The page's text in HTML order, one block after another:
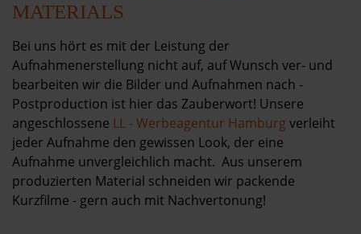
MATERIALS
Bei uns hört es mit der Leistung der
Aufnahmenerstellung nicht auf, auf Wunsch ver- und
bearbeiten wir die Bilder und Aufnahmen nach -
Postproduction ist hier das Zauberwort! Unsere
angeschlossene LL - Werbeagentur Hamburg verleiht
jeder Aufnahme den gewissen Look, der eine
Aufnahme unvergleichlich macht. Aus unserem
produzierten Material schneiden wir packende
Kurzfilme - gern auch mit Nachvertonung!